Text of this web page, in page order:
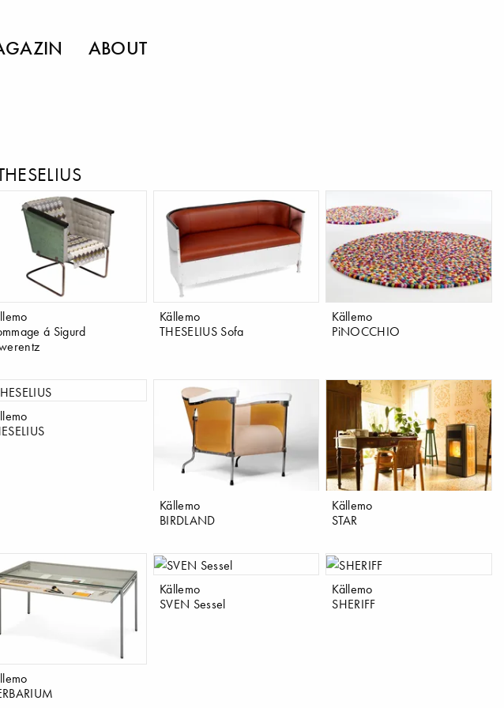
ABOUT
á Sigurd
Källemo
THESELIUS Sofa
Källemo
PiNOCCHIO
Källemo
BIRDLAND
Källemo
STAR
Källemo
SVEN Sessel
Källemo
SHERIFF